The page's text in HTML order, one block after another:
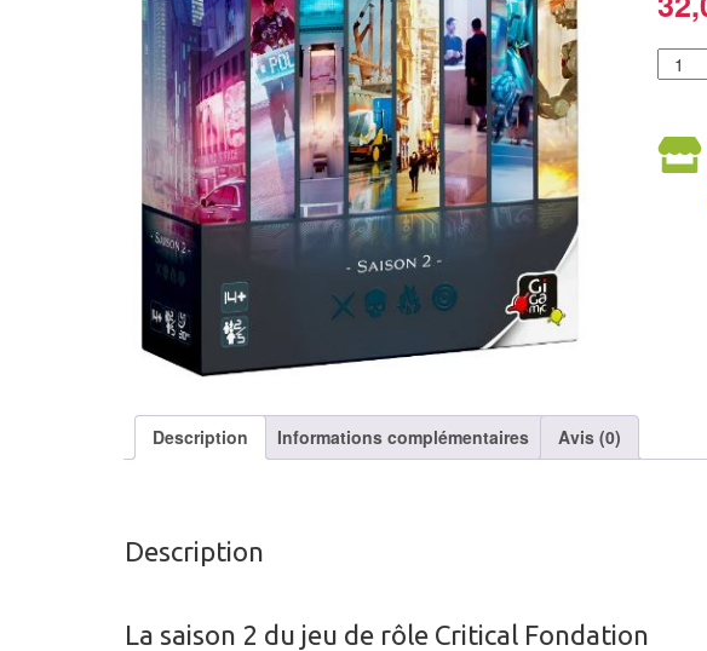
Description Informations complémentaires Avis (0)
Description
La saison 2 du jeu de rôle Critical Fondation